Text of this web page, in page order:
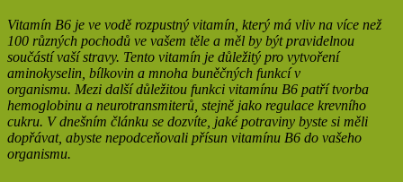
Vitamín B6 je ve vodě rozpustný vitamín, který má vliv na více než
100 různých pochodů ve vašem těle a měl by být pravidelnou
součástí vaší stravy. Tento vitamín je důležitý pro vytvoření
aminokyselin, bílkovin a mnoha buněčných funkcí v
organismu. Mezi další důležitou funkci vitamínu B6 patří tvorba
hemoglobinu a neurotransmiterů, stejně jako regulace krevního
cukru. V dnešním článku se dozvíte, jaké potraviny byste si měli
dopřávat, abyste nepodceňovali přísun vitamínu B6 do vašeho
organismu.